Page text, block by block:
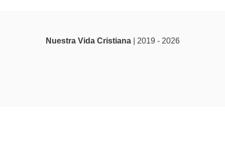
Nuestra Vida Cristiana| 2019 - 2026